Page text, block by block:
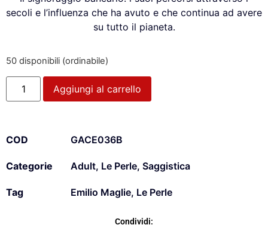
secoli e l’influenza che ha avuto e che continua ad avere
su tutto il pianeta.
50 disponibili (ordinabile)
Aggiungi al carrello
COD GACE036B
Categorie Adult, Le Perle, Saggistica
Tag Emilio Maglie, Le Perle
Condividi: